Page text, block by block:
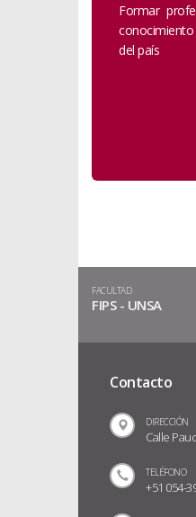
Formar
conocimiento
del país
FACULTAD
FIPS - UNSA
Contacto
DIRECCIÓN
Calle
TELÉFONO
+51 054-